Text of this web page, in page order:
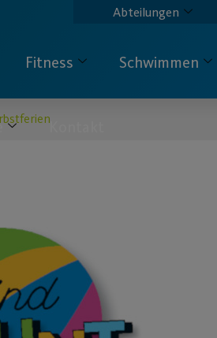
Abteilungen
Fitness Schwimmen
Kontakt